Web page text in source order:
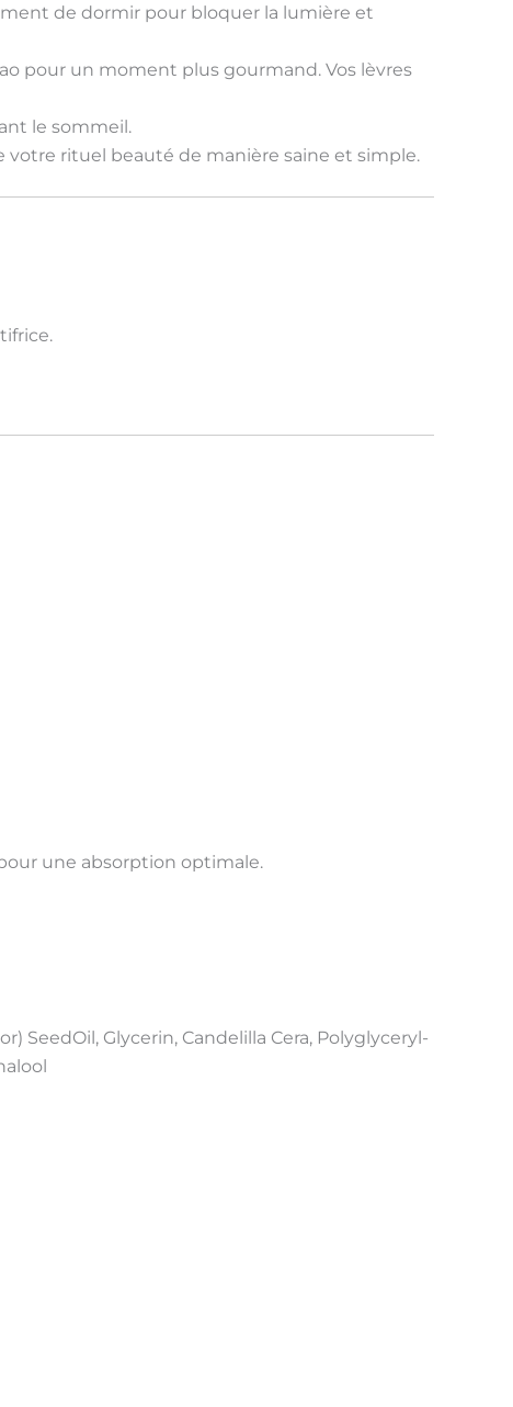
de dormir pour bloquer la lumière et
pour un moment plus gourmand. Vos lèvres
le sommeil.
rituel beauté de manière saine et simple.
une absorption optimale.
SeedOil, Glycerin, Candelilla Cera, Polyglyceryl-